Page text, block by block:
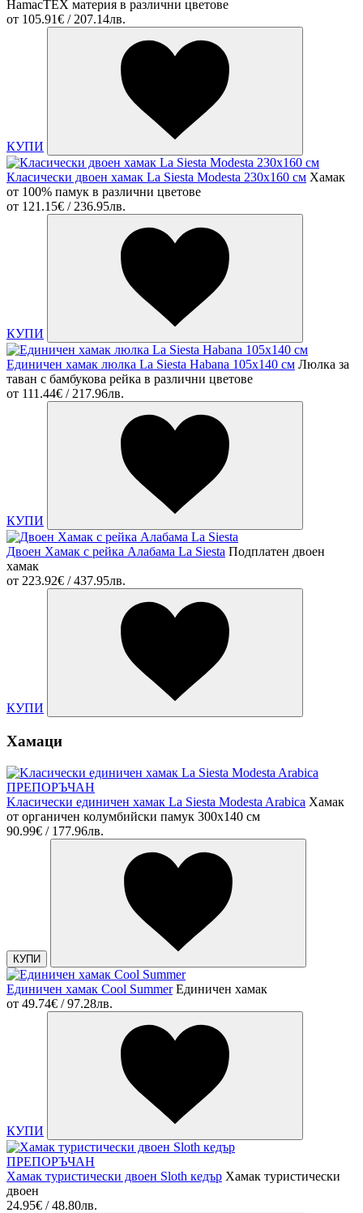
HamacTEX материя в различни цветове
от 105.91€ / 207.14лв.
КУПИ
Класически двоен хамак La Siesta Modesta 230x160 см Хамак
от 100% памук в различни цветове
от 121.15€ / 236.95лв.
КУПИ
Единичен хамак люлка La Siesta Habana 105x140 см Люлка за
таван с бамбукова рейка в различни цветове
от 111.44€ / 217.96лв.
КУПИ
Двоен Хамак с рейка Алабама La Siesta Подплатен двоен
хамак
от 223.92€ / 437.95лв.
КУПИ
Хамаци
ПРЕПОРЪЧАН
Kласически единичен хамак La Siesta Modesta Arabica Хамак
от органичен колумбийски памук 300х140 см
90.99€ / 177.96лв.
КУПИ
Единичен хамак Cool Summer Единичен хамак
от 49.74€ / 97.28лв.
КУПИ
ПРЕПОРЪЧАН
Хамак туристически двоен Sloth кедър Хамак туристически
двоен
24.95€ / 48.80лв.